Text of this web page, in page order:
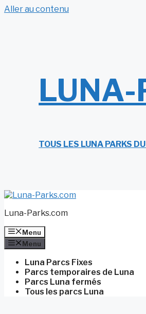
Aller au contenu
LUNA-
TOUS LES LUNA PARKS
Luna-Parks.com
Menu
Menu
Luna Parcs Fixes
Parcs temporaires de Luna
Parcs Luna fermés
Tous les parcs Luna